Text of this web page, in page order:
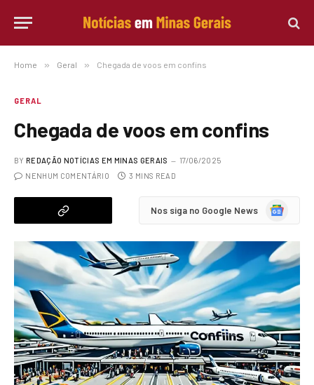
Home » Geral » Chegada de voos em confins
GERAL
Chegada de voos em confins
BY REDAÇÃO NOTÍCIAS EM MINAS GERAIS
17/06/2025
NENHUM COMENTÁRIO
3 MINS READ
Nos siga no Google News
Google